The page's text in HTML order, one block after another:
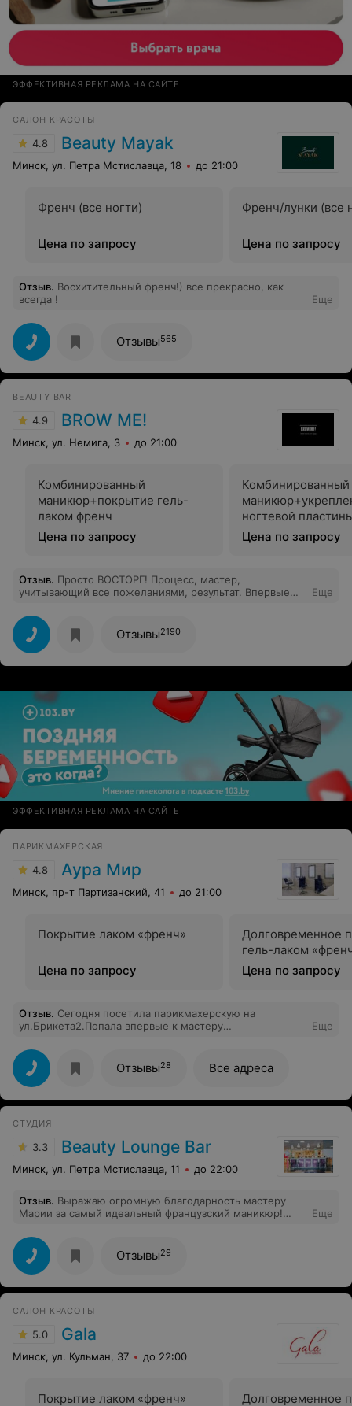
ЭФФЕКТИВНАЯ РЕКЛАМА НА САЙТЕ
САЛОН КРАСОТЫ
4.8 Beauty Mayak
Минск, ул. Петра Мстиславца, 18 до 21:00
Френч (все ногти)
Цена по запросу
Френч/лунки (все
Цена по запросу
Отзыв. Восхитительный френч!) все прекрасно, как
всегда !
Еще
Отзывы565
BEAUTY BAR
4.9 BROW ME!
Минск, ул. Немига, 3 до 21:00
Комбинированный
маникюр+покрытие гель-
лаком френч
Цена по запросу
Комбинированный
ногтевой
гелем+френч
гель-лаком
Цена по запросу
Отзыв. Просто ВОСТОРГ! Процесс, мастер,
учитывающий все пожеланиями, результат. Впервые
сюда же, видимо предыдущий мастер был не мой.
Такой аккуратный и нежный френч получился. Спасибо
Еще
Отзывы2190
ЭФФЕКТИВНАЯ РЕКЛАМА НА САЙТЕ
ПАРИКМАХЕРСКАЯ
4.8 Аура Мир
Минск, пр-т Партизанский, 41 до 21:00
Покрытие лаком «френч»
Цена по запросу
Долговременное
гель-лаком
Цена по запросу
Отзыв. Сегодня посетила парикмахерскую на
ул.Брикета2.Попала впервые к мастеру
прекрасный мастер и очень приятный собеседник.
Еще
Отзывы28 Все адреса
СТУДИЯ
3.3 Beauty Lounge Bar
Минск, ул. Петра Мстиславца, 11 до 22:00
Отзыв. Выражаю огромную благодарность мастеру
Марии за самый идеальный французский маникюр!
Еще
Отзывы29
САЛОН КРАСОТЫ
5.0 Gala
Минск, ул. Кульман, 37 до 22:00
Покрытие лаком «френч» Долговременное